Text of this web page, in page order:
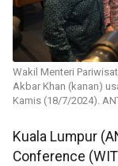
Wakil Menteri
Akbar Khan (kanan)
Kamis (18/7/2024).
Kuala Lumpur
Conference